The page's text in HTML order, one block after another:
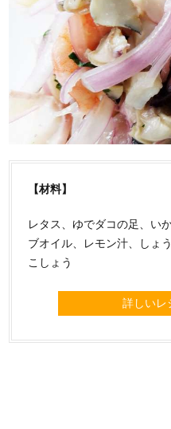
【材料】
レタス、ゆでダコの足、い
ブオイル、レモン汁、しょ
こしょう
詳しいレ